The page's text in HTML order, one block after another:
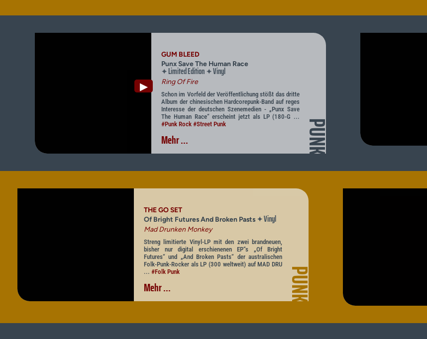
▶
PUNK
GUM BLEED
Punx Save The Human Race
✦Limited Edition✦Vinyl
Ring Of Fire
Schon im Vorfeld der Veröffentlichung stößt das dritte
Album der chinesischen Hardcorepunk-Band auf reges
Interesse der deutschen Szenemedien - „Punx Save
The Human Race“ erscheint jetzt als LP (180-G ...
#Punk Rock #Street Punk
Mehr ...
PUNK
THE GO SET
Of Bright Futures And Broken Pasts ✦Vinyl
Mad Drunken Monkey
Streng limitierte Vinyl-LP mit den zwei brandneuen,
bisher nur digital erschienenen EP“s „Of Bright
Futures“ und „And Broken Pasts“ der australischen
Folk-Punk-Rocker als LP (300 weltweit) auf MAD DRU
... #Folk Punk
Mehr ...